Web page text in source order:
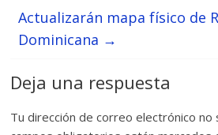
Actualizarán mapa físico de
Dominicana →
Deja una respuesta
Tu dirección de correo electrónico no